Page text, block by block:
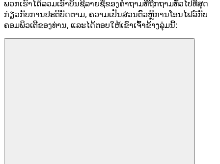
ພວກ​ເຮົາ​ໄດ້​ລວມ​ເອົາ​ບັນ​ຊີ​ລາຍ​ຊື່​ຂອງ​ຄໍາ​ຖາມ​ທີ່​ຖືກ​ຖາມ​ທົ່ວ​ໄປ​ທີ່​ສຸດ​
ກ່ຽວ​ກັບ​ການ​ປະ​ຕິ​ບັດ​ຕາມ​, ຄວາມ​ເປັນ​ສ່ວນ​ຕົວ​ຫຼື​ການ​ໂອນ​ໄຟລ​໌​ກັບ​
ຄອມ​ພິວ​ເຕີ​ຂອງ​ທ່ານ​, ແລະ​ໄດ້​ຕອບ​ໃຫ້​ເຂົາ​ເຈົ້າ​ຂ້າງ​ລຸ່ມ​ນີ້​: